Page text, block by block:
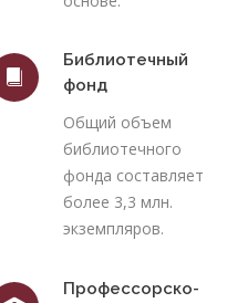
Библиотечный
фонд
Общий объем
библиотечного
фонда составляет
более 3,3 млн.
экземпляров.
Профессорско-